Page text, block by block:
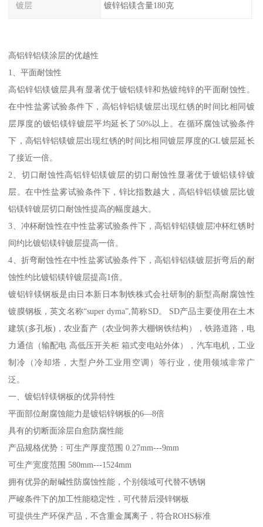
镀层 镀锌铝镁含量180克
高铝锌铝镁涂层的优越性
1、平面耐蚀性
高铝锌铝镁镀层具有显著优于镀铝镁锌和热镀纯锌的平面耐蚀性。
在中性盐雾试验条件下，高铝锌铝镁镀层出现红锈的时间比相同镀
层厚度的镀铝镁锌镀层平均延长了50%以上。在循环腐蚀试验条件
下，高铝锌铝镁镀层出现红锈的时间比相同镀层厚度的GL镀层延长
了接近一倍。
2、切口耐蚀性高铝锌铝镁镀层的切口耐蚀性显著优于镀铝镁锌镀
层。在中性盐雾试验条件下，锌比指数越大，高铝锌铝镁镀层比镀
铝镁锌镀层切口耐蚀性提高的幅度越大。
3、冲杯耐蚀性在中性盐雾试验条件下，高铝锌铝镁镀层冲杯红锈时
间约比镀铝镁锌镀层提高一倍。
4、折弯耐蚀性在中性盐雾试验条件下，高铝锌铝镁镀层折弯后的耐
蚀性约比镀铝镁锌镀层提高1倍。
镀铝锌镁钢板是由日本新日本制铁株式会社研制的新型高耐腐蚀性
镀膜钢板，英文名称“super dyma”,简称SD。 SD产品主要使用在土木
建筑(多孔板)，农业畜产（农业饲养大棚钢铁结构），铁路道路，电
力通信（输配电 高低压开关柜 箱式变电站外体），汽车电机，工业
制冷（冷却塔，大型户外工业用空调）等行业，使用领域非常广
泛。
一、镀铝锌镁钢板的优异特性
平面部位耐腐蚀能力是镀铝锌钢板的6—8倍
具有的切断面涂层自愈防腐性能
产品规格优势：可生产厚度范围 0.27mm---9mm
可生产宽度范围 580mm---1524mm
拥有优异的耐碱性防腐蚀性能，个别领域可代替不锈钢
严峻条件下的加工性能稳定性，可代替后浸锌钢板
可提供生产环保产品，不含重金属离子，符合ROHS标准